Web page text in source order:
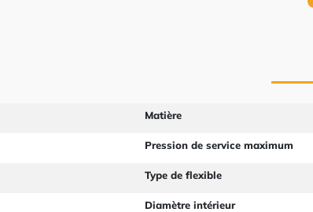
Matière
Pression de service maximum
Type de flexible
Diamètre intérieur